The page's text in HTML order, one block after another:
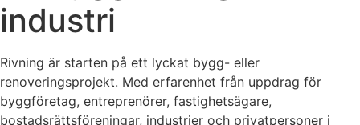
industri
Rivning är starten på ett lyckat bygg- eller
renoveringsprojekt. Med erfarenhet från uppdrag för
byggföretag, entreprenörer, fastighetsägare,
bostadsrättsföreningar, industrier och privatpersoner i